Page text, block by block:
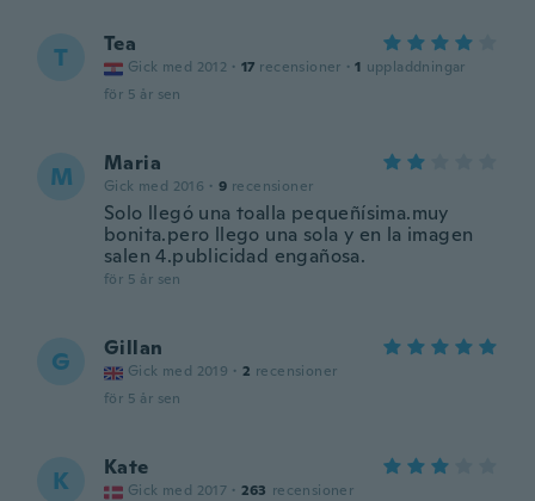
T Tea
Gick med 2012 · 17 recensioner · 1 uppladdningar
för 5 år sen
M Maria
Gick med 2016 · 9 recensioner
Solo llegó una toalla pequeñísima.muy
bonita.pero llego una sola y en la imagen
salen 4.publicidad engañosa.
för 5 år sen
G Gillan
Gick med 2019 · 2 recensioner
för 5 år sen
K Kate
Gick med 2017 · 263 recensioner